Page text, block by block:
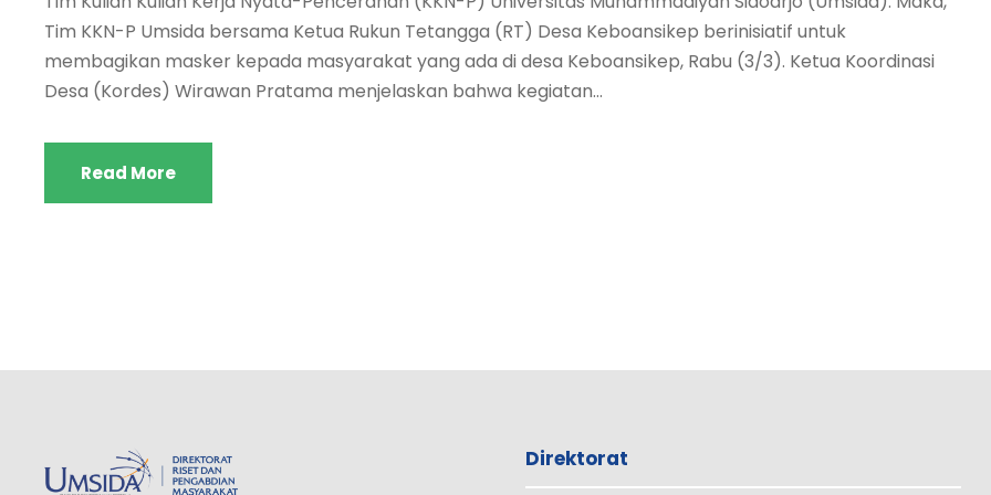
Tim KKN-P Umsida bersama Ketua Rukun Tetangga (RT) Desa Keboansikep berinisiatif untuk
membagikan masker kepada masyarakat yang ada di desa Keboansikep, Rabu (3/3). Ketua Koordinasi
Desa (Kordes) Wirawan Pratama menjelaskan bahwa kegiatan...
Read More
Direktorat